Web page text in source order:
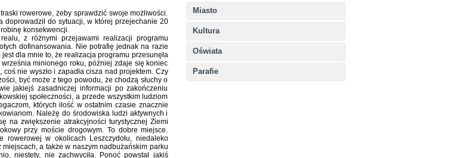
Miasto
Kultura
Oświata
Parafie
rowerowe, żeby sprawdzić swoje możliwości.
doprowadził do sytuacji, w której przejechanie 20
konsekwencji.
z różnymi przejawami realizacji programu
dofinansowania. Nie potrafię jednak na razie
dla mnie to, że realizacja programu przesunęła
minionego roku, później zdaje się koniec
nie wyszło i zapadła cisza nad projektem. Czy
być może z tego powodu, że chodzą słuchy o
jakiejś zasadniczej informacji po zakończeniu
społeczności, a przede wszystkim ludziom
których ilość w ostatnim czasie znacznie
Należę do środowiska ludzi aktywnych i
na zwiększenie atrakcyjności turystycznej Ziemi
przy moście drogowym. To dobre miejsce.
rowerowej w okolicach Leszczydołu, niedaleko
a także w naszym nadbużańskim parku
niestety, nie zachwyciła. Ponoć powstał jakiś